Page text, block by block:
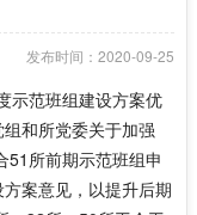
发布时间：2020-09-25
示范班组建设方案优
和所党委关于加强
51所前期示范班组申
案意见，以提升后期